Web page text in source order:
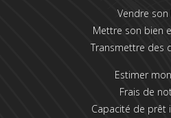
Vendre son
Mettre son bien
Transmettre des
Estimer
Frais de
Capacité de prêt